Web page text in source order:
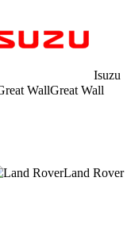
Isuzu
Great Wall
Land Rover